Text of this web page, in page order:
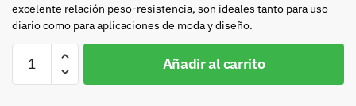
excelente relación peso-resistencia, son ideales tanto para uso
diario como para aplicaciones de moda y diseño.
30mm
Añadir al carrito